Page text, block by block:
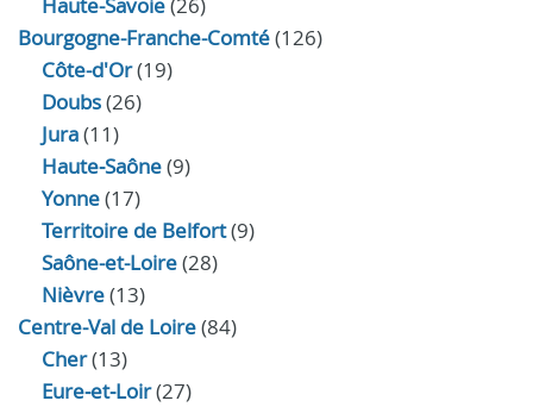
Bourgogne-Franche-Comté(126)
Côte-d'Or(19)
Doubs(26)
Jura(11)
Haute‑Saône(9)
Yonne(17)
Territoire de Belfort(9)
Saône-et-Loire(28)
Nièvre(13)
Centre-Val de Loire(84)
Cher(13)
Eure‑et‑Loir(27)